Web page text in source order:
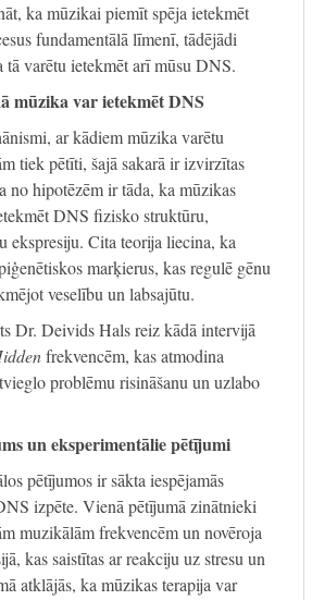
ka mūzikai piemīt spēja ietekmēt
fundamentālā līmenī, tādējādi
varētu ietekmēt arī mūsu DNS.
mūzika var ietekmēt DNS
ar kādiem mūzika varētu
tiek pētīti, šajā sakarā ir izvirzītas
no hipotēzēm ir tāda, ka mūzikas
DNS fizisko struktūru,
ekspresiju. Cita teorija liecina, ka
marķierus, kas regulē gēnu
veselību un labsajūtu.
Dr. Deivids Hals reiz kādā intervijā
frekvencēm, kas atmodina
problēmu risināšanu un uzlabo
un eksperimentālie pētījumi
pētījumos ir sākta iespējamās
izpēte. Vienā pētījumā zinātnieki
muzikālām frekvencēm un novēroja
kas saistītas ar reakciju uz stresu un
atklājās, ka mūzikas terapija var